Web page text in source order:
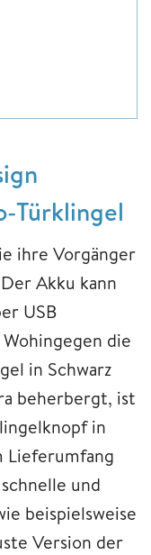
Türklingel
ihre Vorgänger
Akku kann
USB
die
in Schwarz
beherbergt, ist
in
Lieferumfang
und
beispielsweise
Version der